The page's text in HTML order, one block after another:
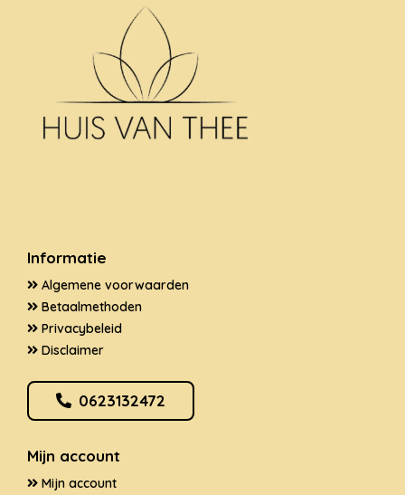
Informatie
Algemene voorwaarden
Betaalmethoden
Privacybeleid
Disclaimer
0623132472
Mijn account
Mijn account